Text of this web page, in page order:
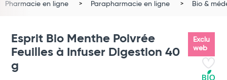
Pharmacie en ligne Parapharmacie en ligne Bio &
Exclu
web
Esprit Bio Menthe Poivrée
Feuilles à Infuser Digestion 40
g